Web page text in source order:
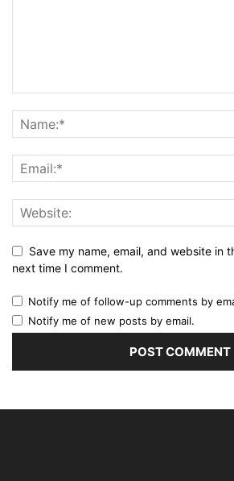
Save my name, email, and website in
next time I comment.
Notify me of follow-up comments by
Notify me of new posts by email.